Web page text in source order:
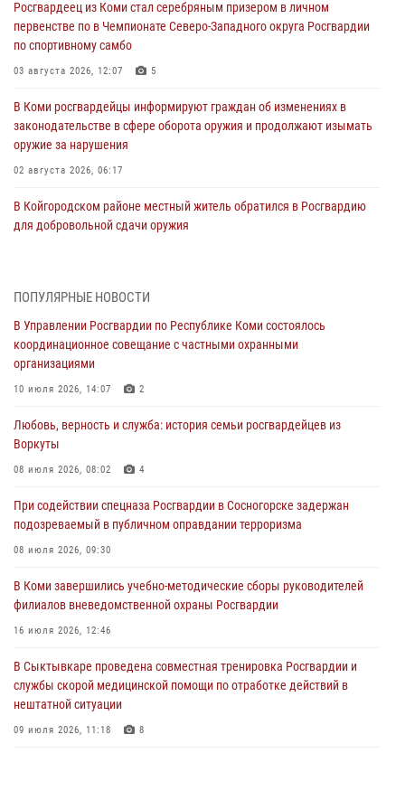
Росгвардеец из Коми стал серебряным призером в личном
первенстве по в Чемпионате Северо-Западного округа Росгвардии
по спортивному самбо
03 августа 2026, 12:07 5
В Коми росгвардейцы информируют граждан об изменениях в
законодательстве в сфере оборота оружия и продолжают изымать
оружие за нарушения
02 августа 2026, 06:17
В Койгородском районе местный житель обратился в Росгвардию
для добровольной сдачи оружия
Росгвардии по Республике Коми лично проверил ДОЛ «Орленок»
31 июля 2026, 06:57 8
В Усинске росгвардейцы оперативно отработали план «Квартал»
30 июля 2026, 13:53
В Санкт-Петербурге прошел окружной этап ежегодного
Всероссийского конкурса профессионального мастерства среди
сотрудников вневедомственной охраны Росгвардии
В Сыктывкаре росгвардейцы приняли участие в молебне в рамках
Дня Крещения Руси и Дня святого равноапостольного князя
28 июля 2026, 13:32 8
В Коми за неделю росгвардейцами выявлено более 10
деятельности
26 июля 2026, 06:48
ПОПУЛЯРНЫЕ НОВОСТИ
В Управлении Росгвардии по Республике Коми состоялось
координационное совещание с частными охранными
организациями
10 июля 2026, 14:07 2
Любовь, верность и служба: история семьи росгвардейцев из
Воркуты
08 июля 2026, 08:02 4
При содействии спецназа Росгвардии в Сосногорске задержан
подозреваемый в публичном оправдании терроризма
08 июля 2026, 09:30
В Коми завершились учебно-методические сборы руководителей
филиалов вневедомственной охраны Росгвардии
16 июля 2026, 12:46
В Сыктывкаре проведена совместная тренировка Росгвардии и
службы скорой медицинской помощи по отработке действий в
нештатной ситуации
09 июля 2026, 11:18 8